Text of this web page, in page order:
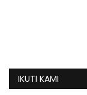
IKUTI KAMI